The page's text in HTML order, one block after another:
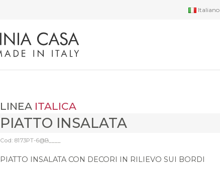
Italiano
LINEA ITALICA
PIATTO INSALATA
Cod: 8173PT-6@B____
PIATTO INSALATA CON DECORI IN RILIEVO SUI BORDI